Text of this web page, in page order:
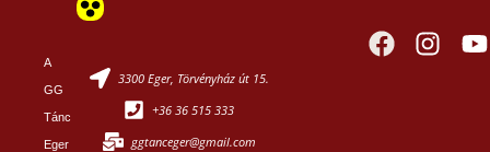
A
GG
Tánc
Eger
3300 Eger, Törvényház út 15.
+36 36 515 333
ggtanceger@gmail.com